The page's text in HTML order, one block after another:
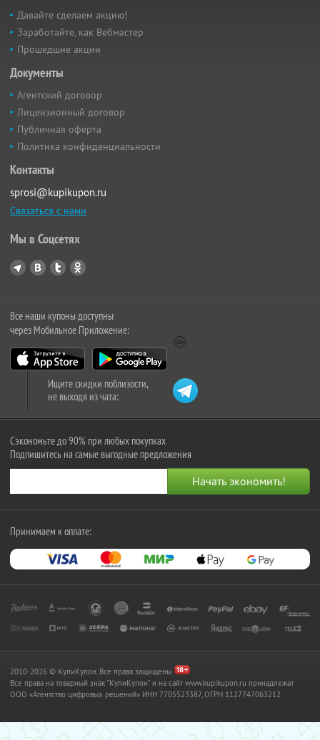
Давайте сделаем акцию!
Заработайте, как Вебмастер
Прошедшие акции
Документы
Агентский договор
Лицензионный договор
Публичная оферта
Политика конфиденциальности
Контакты
sprosi@kupikupon.ru
Связаться с нами
Мы в Соцсетях
Все наши купоны доступны
через Мобильное Приложение:
Ищите скидки поблизости,
не выходя из чата:
Сэкономьте до 90% при любых покупках
Подпишитесь на самые выгодные предложения
Принимаем к оплате:
2010-2026 © КупиКупон. Все права защищены.
Все права на товарный знак "КупиКупон" и на сайт www.kupikupon.ru принадлежат
OOO «Агентство цифровых решений» ИНН 7705523387, ОГРН 1127747063212